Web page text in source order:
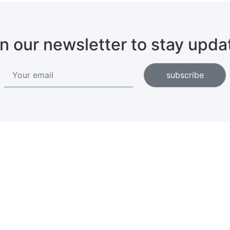
our newsletter to stay
subscribe